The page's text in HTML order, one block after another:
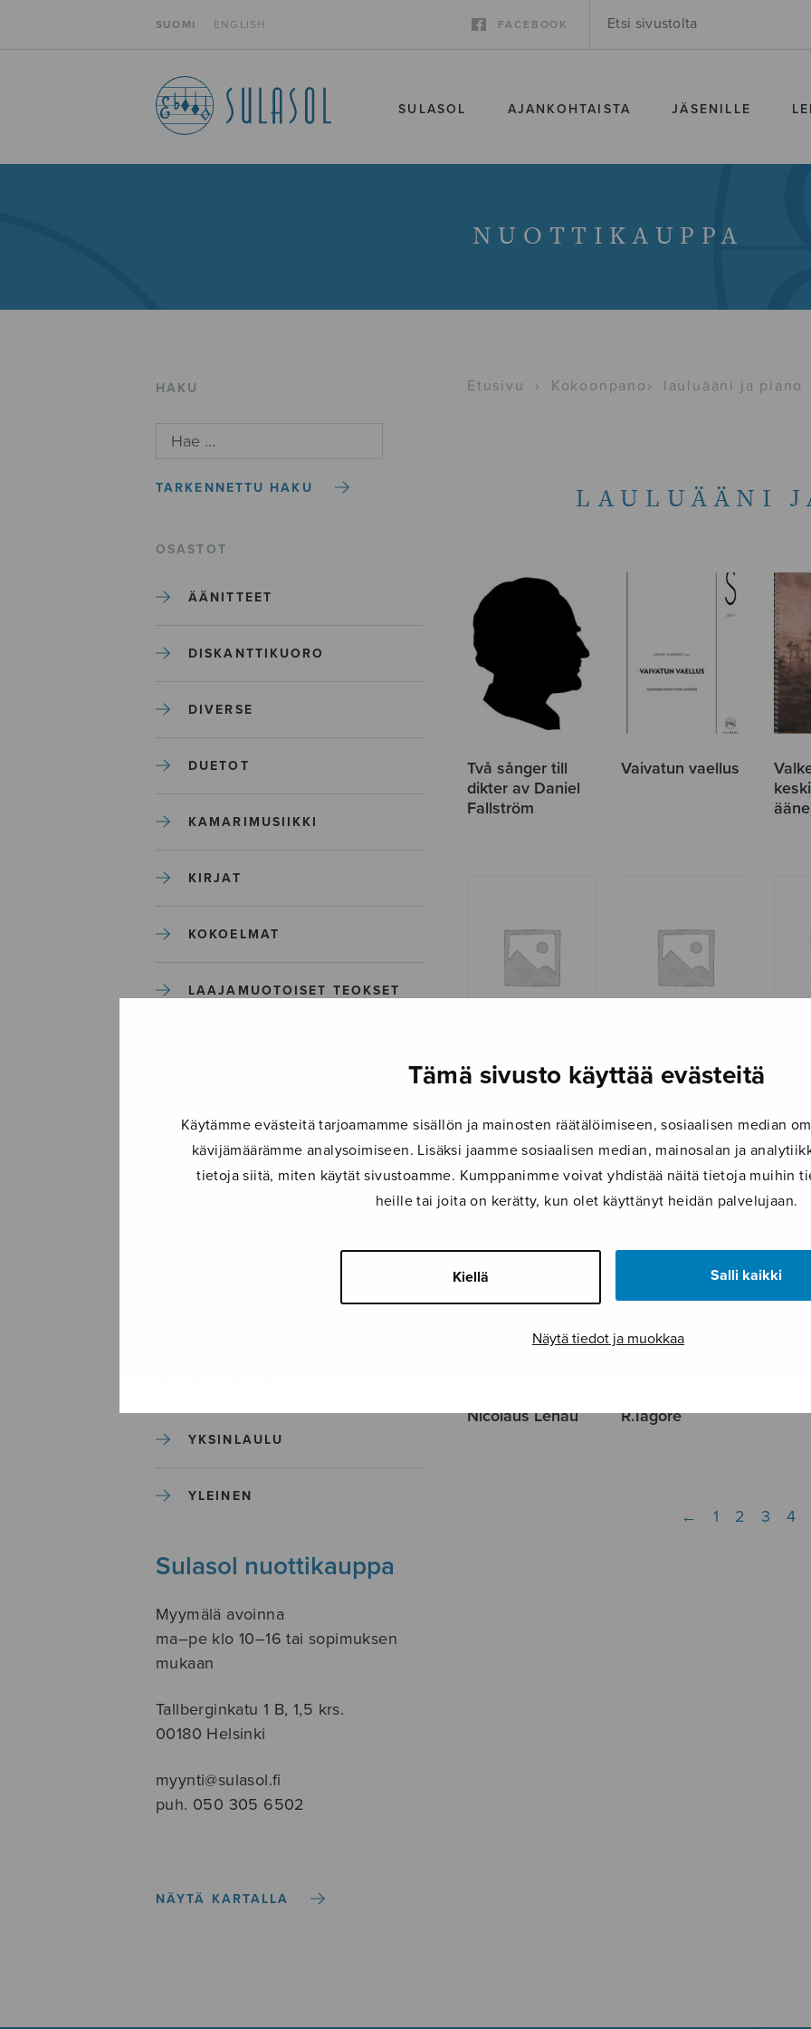
Tämä sivusto käyttää evästeitä
Käytämme evästeitä tarjoamamme sisällön ja mainosten räätälöimiseen, sosiaalisen median
kävijämäärämme analysoimiseen. Lisäksi jaamme sosiaalisen median, mainosalan ja
tietoja siitä, miten käytät sivustoamme. Kumppanimme voivat yhdistää näitä tietoja muihin
heille tai joita on kerätty, kun olet käyttänyt heidän palvelujaan.
Kiellä Salli kaikki
Näytä tiedot ja muokkaa
SUOMI ENGLISH FACEBOOK
SULASOL AJANKOHTAISTA JÄSENILLE
NUOTTIKAUPPA
HAKU
TARKENNETTU HAKU
OSASTOT
ÄÄNITTEET
DISKANTTIKUORO
DIVERSE
DUETOT
KAMARIMUSIIKKI
KIRJAT
KOKOELMAT
LAAJAMUOTOISET TEOKSET
MUUT
YKSINLAULU
YLEINEN
Sulasol nuottikauppa
Myymälä avoinna
ma–pe klo 10–16 tai sopimuksen
mukaan
Tallberginkatu 1 B, 1,5 krs.
00180 Helsinki
myynti@sulasol.fi
puh. 050 305 6502
NÄYTÄ KARTALLA
Etusivu › Kokoonpano › lauluääni ja piano
LAULUÄÄNI
Två sånger till
dikter av Daniel
Fallström
Vaivatun vaellus
Via Dolorosa,
Viisi laulua Uuno
Nicolaus Lenau
R.Tagore
← 1 2 3 4